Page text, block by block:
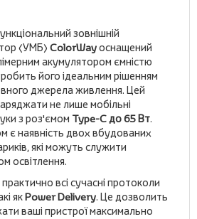
зовнішній
(УМБ) ColorWayоснащений
акумулятором ємністю
його ідеальним рішенням
джерела живлення. Цей
не лише мобільні
з роз'ємом Type-C до 65 Вт.
є наявність двох вбудованих
які можуть служити
освітлення.
всі сучасні протоколи
якPower Delivery. Це дозволить
ваші пристрої максимально